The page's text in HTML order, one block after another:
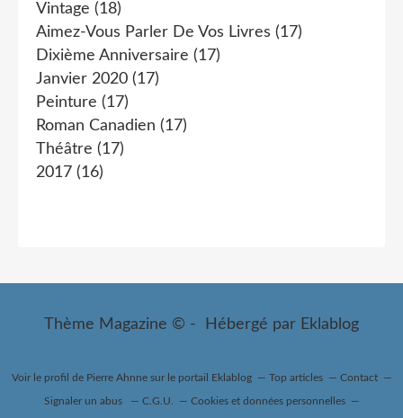
Vintage (18)
Aimez-Vous Parler De Vos Livres (17)
Dixième Anniversaire (17)
Janvier 2020 (17)
Peinture (17)
Roman Canadien (17)
Théâtre (17)
2017 (16)
Thème Magazine © - Hébergé par Eklablog
Voir le profil de Pierre Ahnnesur le portail Eklablog Top articles Contact
Signaler un abus C.G.U. Cookies et données personnelles